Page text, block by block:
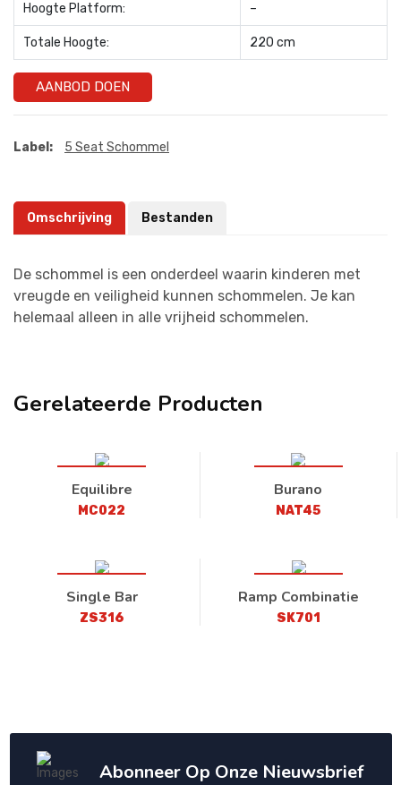
Hoogte Platform: –
Totale Hoogte: 220 cm
AANBOD DOEN
Label: 5 Seat Schommel
Omschrijving Bestanden
De schommel is een onderdeel waarin kinderen met
vreugde en veiligheid kunnen schommelen. Je kan
helemaal alleen in alle vrijheid schommelen.
Gerelateerde Producten
Equilibre
MC022
Burano
NAT45
Single Bar
ZS316
Ramp Combinatie
SK701
Abonneer Op Onze Nieuwsbrief